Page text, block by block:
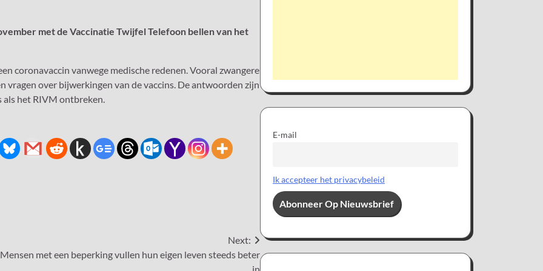
met de Vaccinatie Twijfel Telefoon bellen van het
coronavaccin vanwege medische redenen. Vooral zwangere
over bijwerkingen van de vaccins. De antwoorden zijn
als het RIVM ontbreken.
Next:
Mensen met een beperking vullen hun eigen leven steeds beter
E-mail
Ik accepteer het privacybeleid